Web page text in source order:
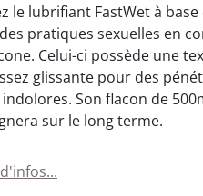
(1 avis)
le lubrifiant FastWet à base
pratiques sexuelles en
Celui-ci possède une
glissante pour des
Son flacon de
sur le long terme.